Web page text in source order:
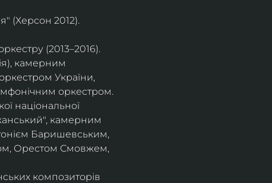
(Херсон 2012).
(2013–2016).
камерним
України,
оркестром.
національної
камерним
Баришевським,
Орестом Смовжем,
композиторів